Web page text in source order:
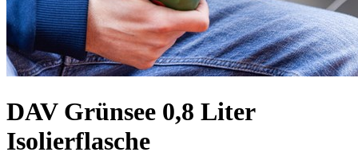
DAV Grünsee 0,8 Liter
Isolierflasche